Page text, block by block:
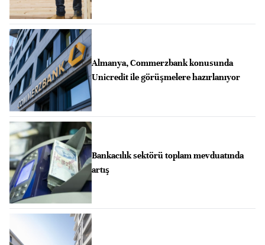
Almanya, Commerzbank konusunda
Unicredit ile görüşmelere hazırlanıyor
Bankacılık sektörü toplam mevduatında
artış